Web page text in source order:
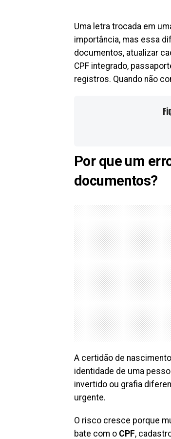
Uma letra trocada em
importância, mas essa
documentos, atualizar
CPF integrado,
registros. Quando não
Por que um
documentos?
A certidão de
identidade de uma
invertido ou grafia
urgente.
O risco cresce porque
bate com o CPF,